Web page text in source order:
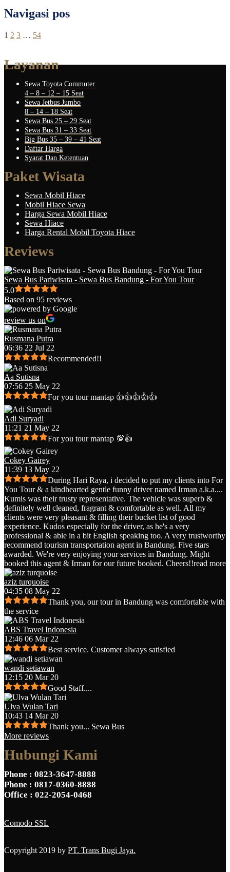
Navigasi pos
1 2 3 … 54
Layanan
Sewa Toyota Commuter
4 – 8 – 12 – 15 Seat
Sewa Jetbus Jumbo
8 – 14 – 18 Seat
Sewa Bus 25 – 29 Seat
Sewa Bus 31 – 33 Seat
Big Bus 35 – 39 – 41 Seat
Daftar Harga
Syarat Dan Ketentuan
Paket Wisata
Sewa Mobil Hiace
Mobil Hiace Sewa
Harga Sewa Mobil Hiace
Sewa Hiace
Harga Rental Mobil Toyota Hiace
Reviews
Sewa Bus Pariwisata - Sewa Bus Bandung - For You Tour
5.0
Based on 95 reviews
review us on
Rusmana Putra
06:36 22 Jul 22
Recommended!!
Aa Sutisna
07:56 25 May 22
For you tour mantap 👍👍👍👍👍
Adi Suryadi
11:21 21 May 22
For you tour mantap 💯👍
Cokey Gairey
11:39 13 May 22
During Hari Raya, i decided to put my clients into For
You Tour & a kindhearted gentle funny driver named Irman a.k.a....
Kumis was their trusty representative. The vehicle was superb &
definitely well cleaned, fragrant & comfortable as well. All my
clients were very pleasant & filling their bucket list of good
experience. Kudos especially for the driver, as he's a very
professional & able in a bit English speaking too. A very trustworthy
recommend tourism transportation agent in Bandung. Five stars
awarded. We're very enjoying your services in Bandung. Might
booked this agent & Irman for our future booked. Cheers!!read more
aziz turquoise
04:35 08 May 22
Thank you, our tour in Bandung was comfortable with
the service
ABS Travel Indonesia
12:46 06 Mar 22
Best service. Customer always satisfied
wandi setiawan
12:15 20 Mar 20
Good Staff....
Ulva Wulan Tari
10:43 14 Mar 20
Thank you... Sewa Bus
More reviews
Hubungi Kami
Phone : 0823-3647-8888
Phone : 0817-0360-8888
Office : 022-2054-0468
Comodo SSL
Copyright 2019 by PT. Trans Bugi Jaya.